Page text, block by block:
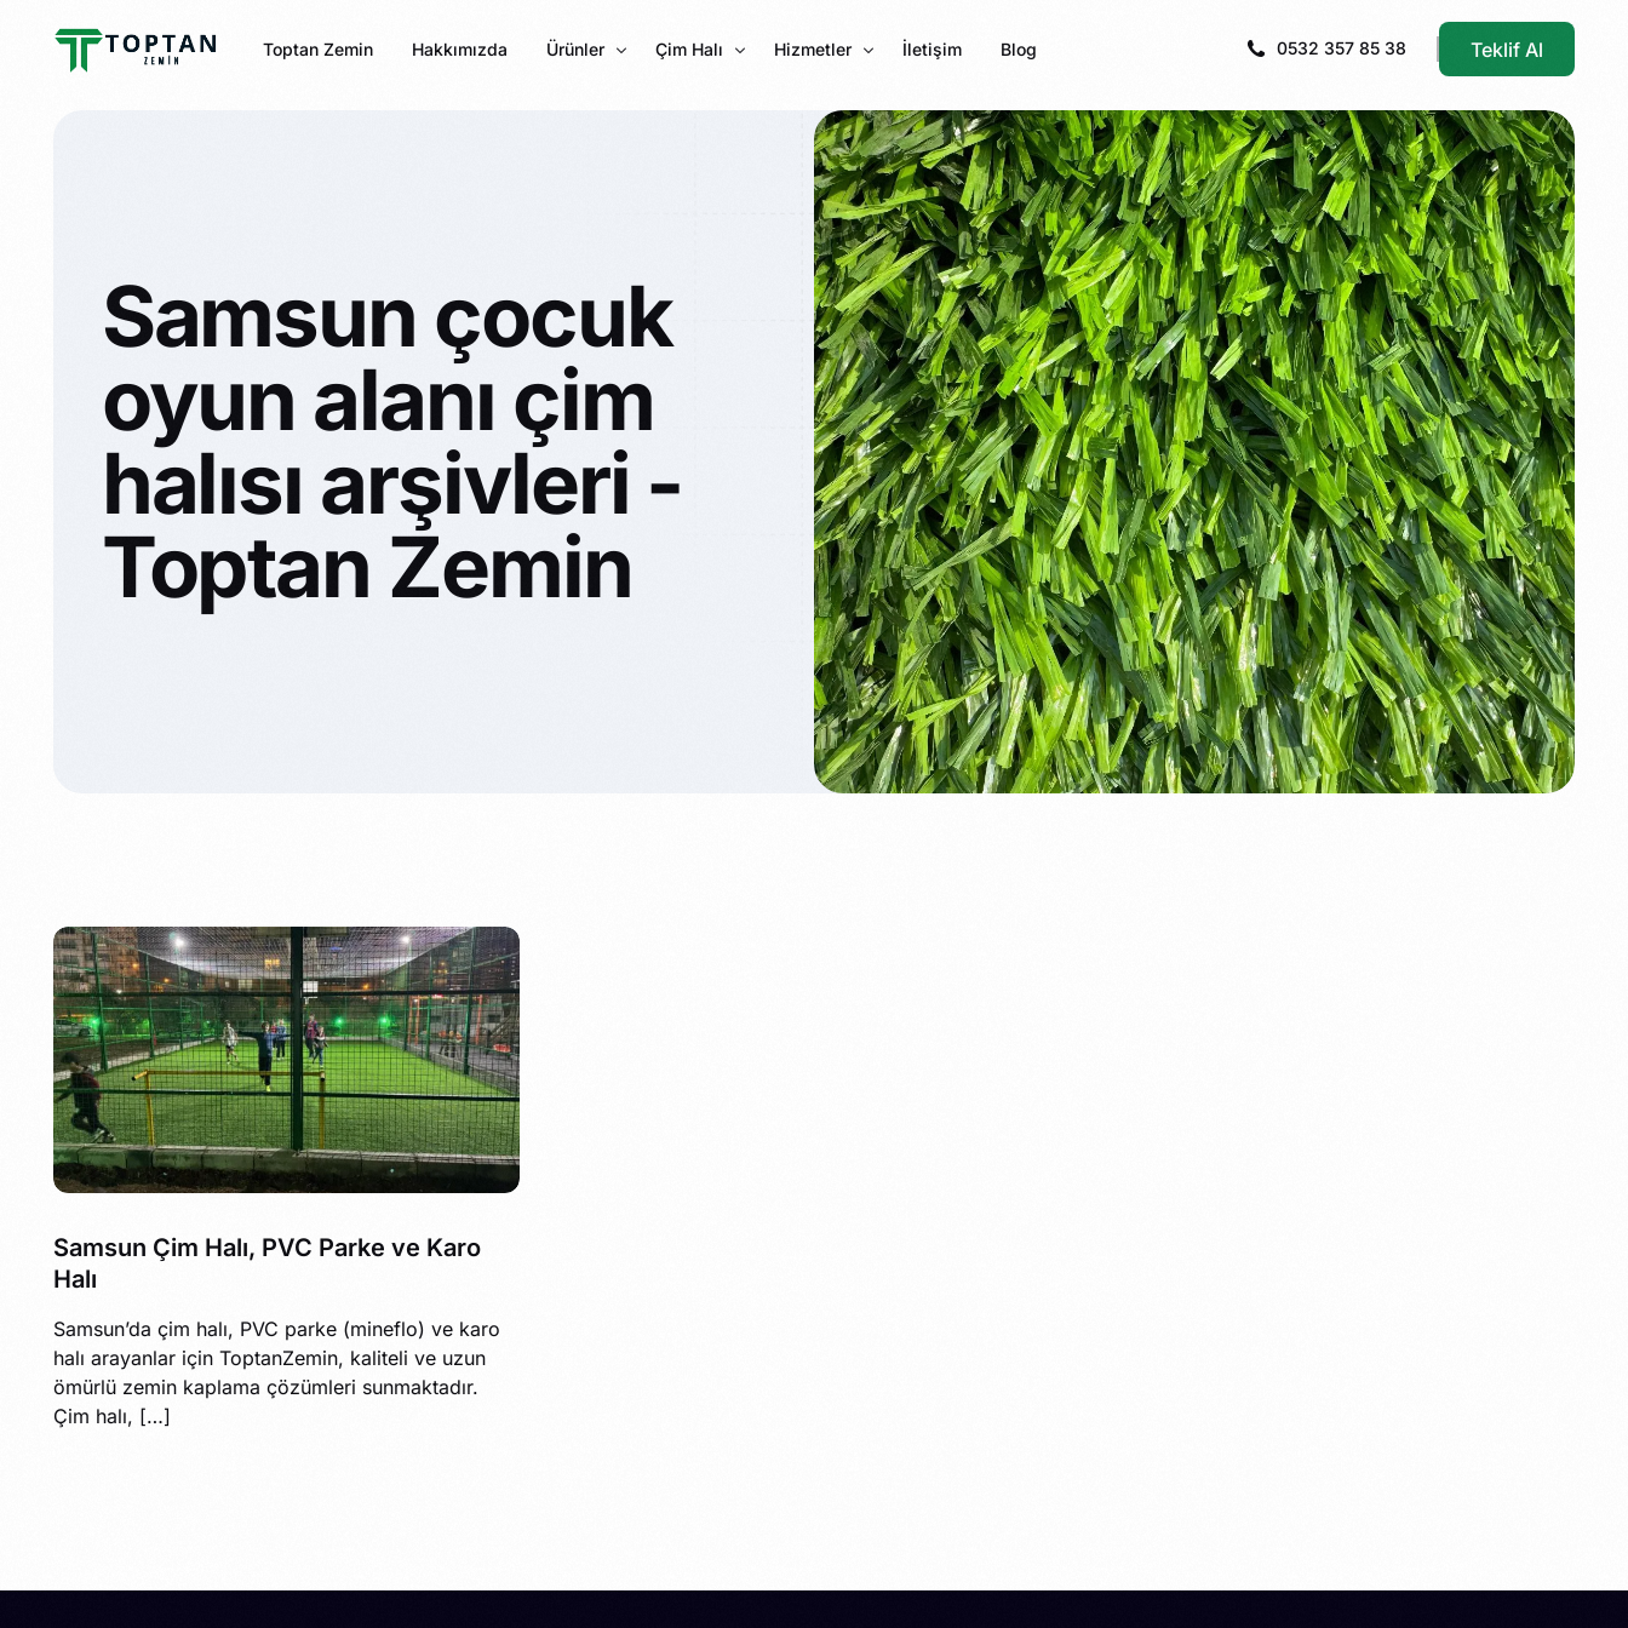
Toptan Zemin Hakkımızda Ürünler
Fuar Halı
Cami Halısı
Çim çit
Çim Halı
20 MM Çim Halı
25 MM Çim Halı
40 MM Çim Halı
Hizmetler
Mineflo
Karo Halı Kaplama
Halı Saha Çimi
Çim Halı Çeşitleri
Futbol Çimi 55 mm
Rip Halı
İletişim Blog 0532 357 85 38 Teklif Al
Samsun çocuk
oyun alanı çim
halısı arşivleri -
Toptan Zemin
Samsun Çim Halı, PVC Parke ve Karo
Halı
Samsun’da çim halı, PVC parke (mineflo) ve karo
halı arayanlar için ToptanZemin, kaliteli ve uzun
ömürlü zemin kaplama çözümleri sunmaktadır.
Çim halı, […]